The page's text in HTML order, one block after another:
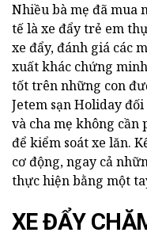
Nhiều bà mẹ đã mua
tế là xe đẩy trẻ em
xe đẩy, đánh giá các
xuất khác chứng
tốt trên những con
Jetem sạn Holiday
và cha mẹ không
để kiểm soát xe lăn.
cơ động, ngay cả
thực hiện bằng một
XE ĐẨY